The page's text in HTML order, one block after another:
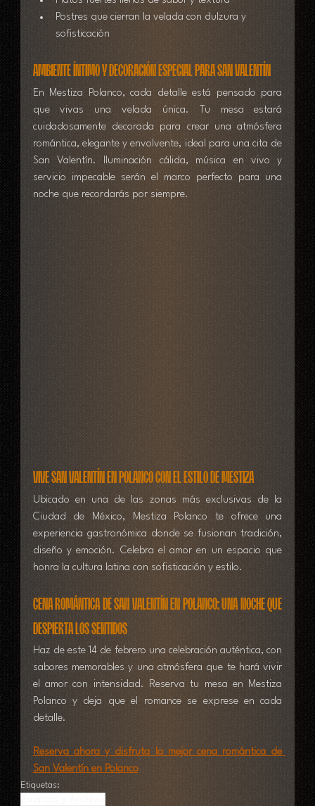
Postres que cierran la velada con dulzura y
sofisticación
Ambiente íntimo y decoración especial para San Valentín
En Mestiza Polanco, cada detalle está pensado para
que vivas una velada única. Tu mesa estará
cuidadosamente decorada para crear una atmósfera
romántica, elegante y envolvente, ideal para una cita de
San Valentín. Iluminación cálida, música en vivo y
servicio impecable serán el marco perfecto para una
noche que recordarás por siempre.
Vive San Valentín en Polanco con el estilo de Mestiza
Ubicado en una de las zonas más exclusivas de la
Ciudad de México, Mestiza Polanco te ofrece una
experiencia gastronómica donde se fusionan tradición,
diseño y emoción. Celebra el amor en un espacio que
honra la cultura latina con sofisticación y estilo.
Cena romántica de San Valentín en Polanco: una noche que
despierta los sentidos
Haz de este 14 de febrero una celebración auténtica, con
sabores memorables y una atmósfera que te hará vivir
el amor con intensidad. Reserva tu mesa en Mestiza
Polanco y deja que el romance se exprese en cada
detalle.
Reserva ahora y disfruta la mejor cena romántica de
San Valentín en Polanco
Etiquetas: